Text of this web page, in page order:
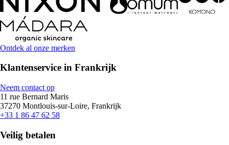
Ontdek al onze merken
Klantenservice in Frankrijk
Neem contact op
11 rue Bernard Maris
37270 Montlouis-sur-Loire, Frankrijk
+33 1 86 47 62 58
Veilig betalen